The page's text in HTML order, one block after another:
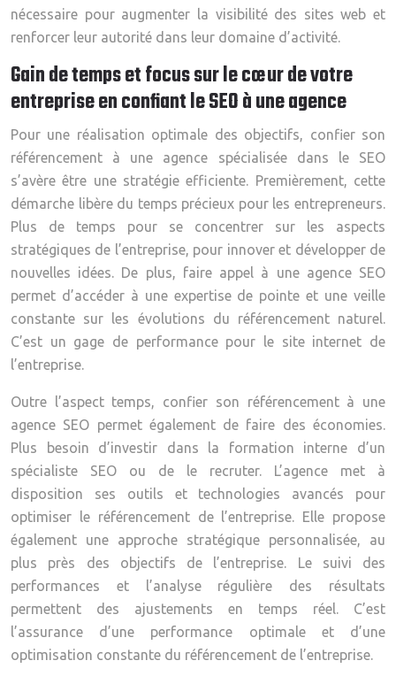
nécessaire pour augmenter la visibilité des sites web et
renforcer leur autorité dans leur domaine d’activité.
Gain de temps et focus sur le cœur de votre
entreprise en confiant le SEO à une agence
Pour une réalisation optimale des objectifs, confier son
référencement à une agence spécialisée dans le SEO
s’avère être une stratégie efficiente. Premièrement, cette
démarche libère du temps précieux pour les entrepreneurs.
Plus de temps pour se concentrer sur les aspects
stratégiques de l’entreprise, pour innover et développer de
nouvelles idées. De plus, faire appel à une agence SEO
permet d’accéder à une expertise de pointe et une veille
constante sur les évolutions du référencement naturel.
C’est un gage de performance pour le site internet de
l’entreprise.
Outre l’aspect temps, confier son référencement à une
agence SEO permet également de faire des économies.
Plus besoin d’investir dans la formation interne d’un
spécialiste SEO ou de le recruter. L’agence met à
disposition ses outils et technologies avancés pour
optimiser le référencement de l’entreprise. Elle propose
également une approche stratégique personnalisée, au
plus près des objectifs de l’entreprise. Le suivi des
performances et l’analyse régulière des résultats
permettent des ajustements en temps réel. C’est
l’assurance d’une performance optimale et d’une
optimisation constante du référencement de l’entreprise.